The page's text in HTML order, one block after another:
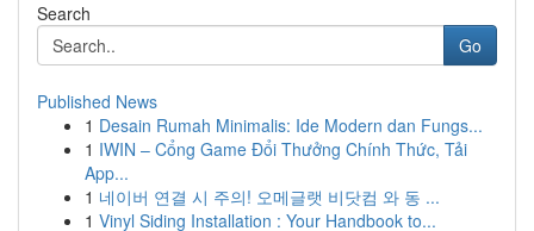
Search
Go
Published News
1 Desain Rumah Minimalis: Ide Modern dan Fungs...
1 IWIN – Cổng Game Đổi Thưởng Chính Thức, Tải
App...
1 네이버 연결 시 주의! 오메글랫 비닷컴 와 동 ...
1 Vinyl Siding Installation : Your Handbook to...